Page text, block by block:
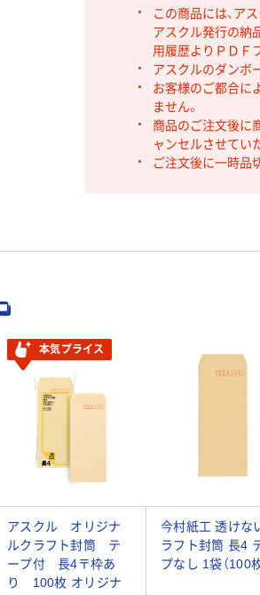
この商品には、ア
アスクル発行の納
用履歴よりＰＤＦ
アスクルのダンボ
お客様のご都合に
ません。
商品のご注文後に
ャンセルさせてい
ご注文後に一時品
本気プライス
アスクル オリジナ
ルクラフト封筒 テ
ープ付 長4〒枠あ
り 100枚 オリジナ
今村紙工 透けな
ラフト封筒 長4
プなし 1袋（100枚